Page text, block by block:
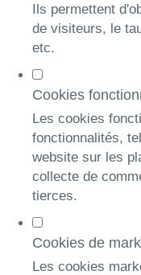
Ils permettent
de visiteurs, le
etc.
Cookies
Les cookies
fonctionnalités,
website sur les
collecte de
tierces.
Cookies de
Les cookies